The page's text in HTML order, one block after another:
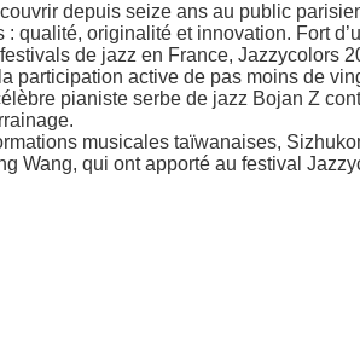
depuis seize ans au public
qualité, originalité et innovation. Fort
de jazz en France, Jazzycolors
participation active de pas moins de
pianiste serbe de jazz Bojan Z
musicales taïwanaises,
Wang, qui ont apporté au festival